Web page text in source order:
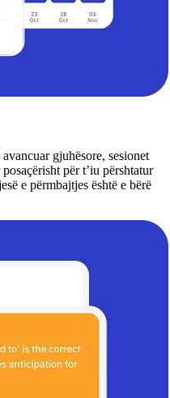
gjuhësore, sesionet
për t’iu përshtatur
e përmbajtjes është e bërë